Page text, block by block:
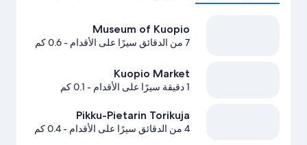
Museum of Kuopio
7 من الدقائق سيرًا على الأقدام - 0.6 كم
Kuopio Market
1 دقيقة سيرًا على الأقدام - 0.1 كم
Pikku-Pietarin Torikuja
4 من الدقائق سيرًا على الأقدام - 0.4 كم